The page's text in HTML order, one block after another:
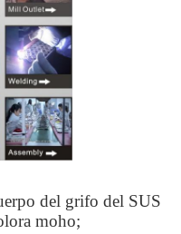
del grifo del SUS
moho;